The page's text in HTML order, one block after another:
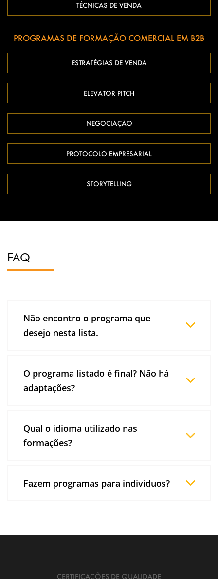
TÉCNICAS DE VENDA
PROGRAMAS DE FORMAÇÃO COMERCIAL EM B2B
ESTRATÉGIAS DE VENDA
ELEVATOR PITCH
NEGOCIAÇÃO
PROTOCOLO EMPRESARIAL
STORYTELLING
FAQ
Não encontro o programa que
desejo nesta lista.
apresentamos nesta página são os que mais
vendemos. Adoramos ser desafiados. Diga-nos
o que precisa para desenvolver a sua área
O programa listado é final? Não há
adaptações?
e desenvolvimento de competências comerciais
podem ser ajustados mediante as necessidades
da sua organização e podem ser
Qual o idioma utilizado nas
formações?
línguas, personalizado a sua oferta conforme as
necessidades do cliente.
Fazem programas para indivíduos?
comunicação (site, redes sociais, newsletter).
CERTIFICAÇÕES DE QUALIDADE